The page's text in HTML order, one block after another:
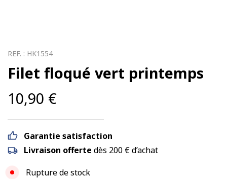
REF. : HK1554
Filet floqué vert printemps
10,90 €
Garantie satisfaction
Livraison offerte dès 200 € d’achat
Rupture de stock